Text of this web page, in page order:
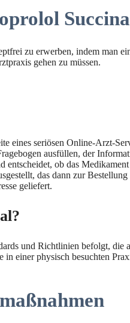
zu erwerben, indem man
gehen zu müssen.
eines seriösen Online-Arzt-
ausfüllen, der
ob das
das dann zur
geliefert.
und Richtlinien befolgt,
einer physisch besuchten